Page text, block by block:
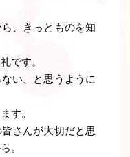
、きっとものを知
です。
い、と思うように
す。
さんが大切だと思
。